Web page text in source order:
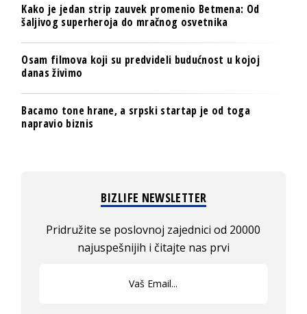
Kako je jedan strip zauvek promenio Betmena: Od
šaljivog superheroja do mračnog osvetnika
Osam filmova koji su predvideli budućnost u kojoj
danas živimo
Bacamo tone hrane, a srpski startap je od toga
napravio biznis
BIZLIFE NEWSLETTER
Pridružite se poslovnoj zajednici od 20000
najuspešnijih i čitajte nas prvi